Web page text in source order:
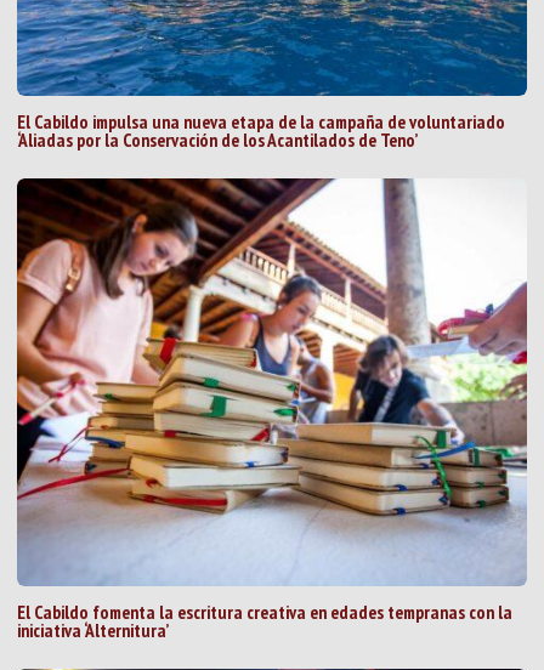
El Cabildo impulsa una nueva etapa de la campaña de voluntariado
‘Aliadas por la Conservación de los Acantilados de Teno’
El Cabildo fomenta la escritura creativa en edades tempranas con la
iniciativa ‘Alternitura’